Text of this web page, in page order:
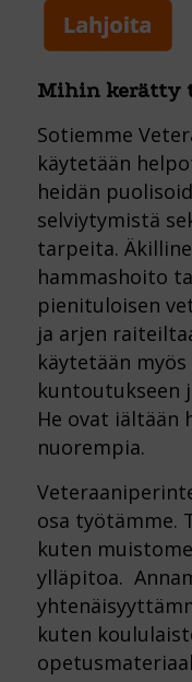
Mihin kerätty
Sotiemme
käytetään
heidän
selviytymistä
tarpeita.
hammashoito
pienituloisen
ja arjen
käytetään
kuntoutukseen
He ovat iältään
nuorempia.
osa työtämme.
kuten
ylläpitoa.
kuten